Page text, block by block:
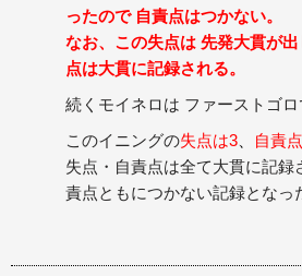
ったので 自責点はつかない。
なお、この失点は 先発大貫が
点は大貫に記録される。
続くモイネロは ファーストゴロ
このイニングの失点は3 自責
失点・自責点は全て大貫に記録
責点ともにつかない記録となっ